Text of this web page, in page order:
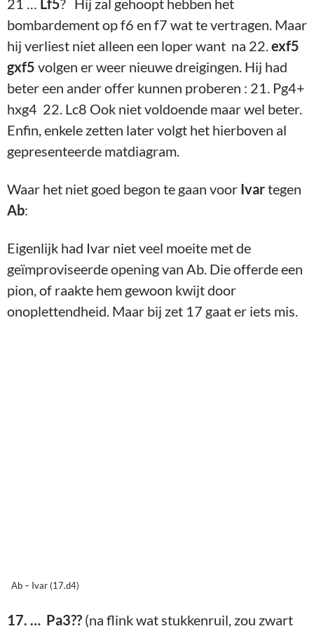
bombardement op f6 en f7 wat te vertragen. Maar
hij verliest niet alleen een loper want na 22. exf5
gxf5 volgen er weer nieuwe dreigingen. Hij had
beter een ander offer kunnen proberen : 21. Pg4+
hxg4 22. Lc8 Ook niet voldoende maar wel beter.
Enfin, enkele zetten later volgt het hierboven al
gepresenteerde matdiagram.
Waar het niet goed begon te gaan voor Ivartegen
Ab:
Eigenlijk had Ivar niet veel moeite met de
geïmproviseerde opening van Ab. Die offerde een
pion, of raakte hem gewoon kwijt door
onoplettendheid. Maar bij zet 17 gaat er iets mis.
Ab – Ivar (17.d4)
17. … Pa3?? (na flink wat stukkenruil, zou zwart